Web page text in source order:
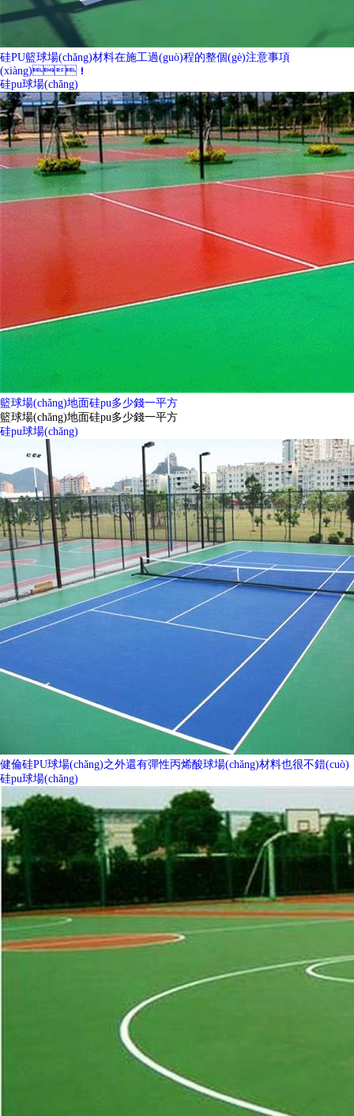
硅PU籃球場(chǎng)材料在施工過(guò)程的整個(gè)注意事項
(xiàng)！
硅pu球場(chǎng)
籃球場(chǎng)地面硅pu多少錢一平方
籃球場(chǎng)地面硅pu多少錢一平方
硅pu球場(chǎng)
健倫硅PU球場(chǎng)之外還有彈性丙烯酸球場(chǎng)材料也很不錯(cuò)
硅pu球場(chǎng)